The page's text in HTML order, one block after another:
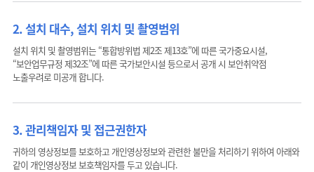
2. 설치 대수, 설치 위치 및 촬영범위
설치 위치 및 촬영범위는 “통합방위법 제2조 제13호”에 따른 국가중요시설,
“보안업무규정 제32조”에 따른 국가보안시설 등으로서 공개 시 보안취약점
노출우려로 미공개 합니다.
3. 관리책임자 및 접근권한자
귀하의 영상정보를 보호하고 개인영상정보와 관련한 불만을 처리하기 위하여 아래와
같이 개인영상정보 보호책임자를 두고 있습니다.